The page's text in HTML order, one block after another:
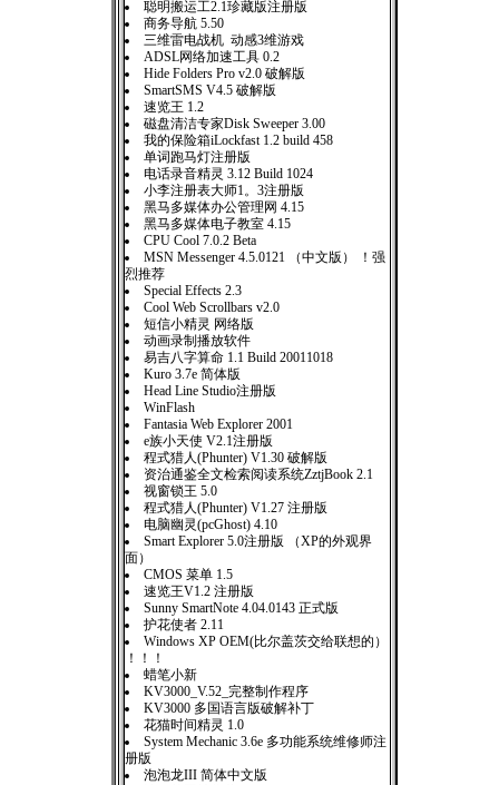
聪明搬运工2.1珍藏版注册版
商务导航 5.50
三维雷电战机 动感3维游戏
ADSL网络加速工具 0.2
Hide Folders Pro v2.0 破解版
SmartSMS V4.5 破解版
速览王 1.2
磁盘清洁专家Disk Sweeper 3.00
我的保险箱iLockfast 1.2 build 458
单词跑马灯注册版
电话录音精灵 3.12 Build 1024
小李注册表大师1。3注册版
黑马多媒体办公管理网 4.15
黑马多媒体电子教室 4.15
CPU Cool 7.0.2 Beta
MSN Messenger 4.5.0121 （中文版） ！强
烈推荐
Special Effects 2.3
Cool Web Scrollbars v2.0
短信小精灵 网络版
动画录制播放软件
易吉八字算命 1.1 Build 20011018
Kuro 3.7e 简体版
Head Line Studio注册版
WinFlash
Fantasia Web Explorer 2001
e族小天使 V2.1注册版
程式猎人(Phunter) V1.30 破解版
资治通鉴全文检索阅读系统ZztjBook 2.1
视窗锁王 5.0
程式猎人(Phunter) V1.27 注册版
电脑幽灵(pcGhost) 4.10
Smart Explorer 5.0注册版 （XP的外观界
面）
CMOS 菜单 1.5
速览王V1.2 注册版
Sunny SmartNote 4.04.0143 正式版
护花使者 2.11
Windows XP OEM(比尔盖茨交给联想的）
！！！
蜡笔小新
KV3000_V.52_完整制作程序
KV3000 多国语言版破解补丁
花猫时间精灵 1.0
System Mechanic 3.6e 多功能系统维修师注
册版
泡泡龙III 简体中文版